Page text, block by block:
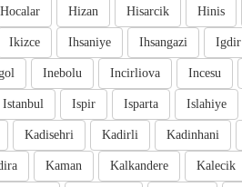
Hinis
Hisarcik
Hizan
Hocalar
Igdir
Ihsangazi
Ihsaniye
Ikizce
Incesu
Incirliova
Inebolu
Islahiye
Isparta
Ispir
Istanbul
Kadinhani
Kadirli
Kadisehri
Kalecik
Kalkandere
Kaman